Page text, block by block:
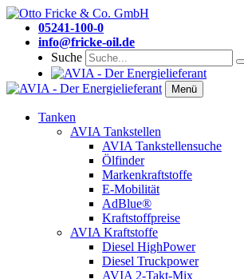
05241-100-0
info@fricke-oil.de
Suche
Menü
Tanken
AVIA Tankstellen
AVIA Tankstellensuche
Ölfinder
Markenkraftstoffe
E-Mobilität
AdBlue®
Kraftstoffpreise
AVIA Kraftstoffe
Diesel HighPower
Diesel Truckpower
AVIA 2-Takt-Mix